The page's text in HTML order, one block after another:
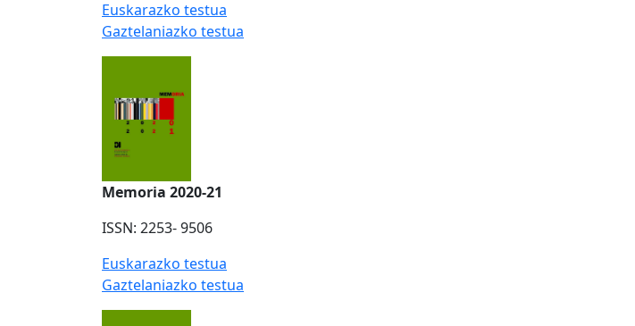
Euskarazko testua
Gaztelaniazko testua
Memoria 2020-21
ISSN: 2253- 9506
Euskarazko testua
Gaztelaniazko testua